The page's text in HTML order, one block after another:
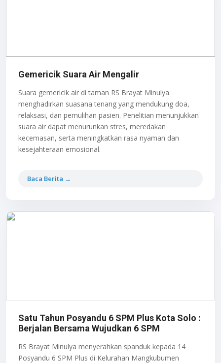
Gemericik Suara Air Mengalir
Suara gemericik air di taman RS Brayat Minulya
menghadirkan suasana tenang yang mendukung doa,
relaksasi, dan pemulihan pasien. Penelitian menunjukkan
suara air dapat menurunkan stres, meredakan
kecemasan, serta meningkatkan rasa nyaman dan
kesejahteraan emosional.
Baca Berita →
Satu Tahun Posyandu 6 SPM Plus Kota Solo :
Berjalan Bersama Wujudkan 6 SPM
RS Brayat Minulya menyerahkan spanduk kepada 14
Posyandu 6 SPM Plus di Kelurahan Mangkubumen